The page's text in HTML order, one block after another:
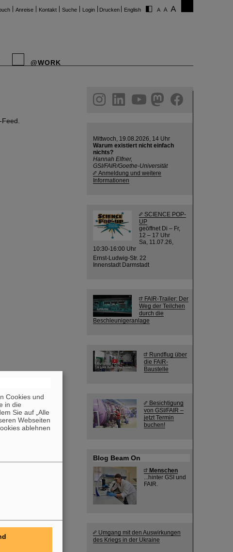
Anreise Kontakt Suche Login Drucken English
@WORK
helmholtz.social
facebook
Mittwoch, 19.08.2026, 14 Uhr
Warum existiert nicht einfach
nichts?
Hannah Elfner,
GSI/FAIR/Goethe-Universität
Anmeldung und weitere
Informationen
SCIENCE POP-
UP
geöffnet Di – Fr,
12 – 17 Uhr
Sa, 11.07.26,
10:30-16:00 Uhr
Ernst-Ludwig-Str. 22
Innenstadt Darmstadt
FAIR-Trailer: Der
Weg der Teilchen
durch die
Beschleunigeranlage
Rundflug über
die FAIR-
Baustelle
Besichtigung
von GSI/FAIR –
jetzt Termin
buchen!
Blog Beam On
Menschen
...hinter GSI und
FAIR.
Umgang mit den Auswirkungen
des Kriegs in der Ukraine
Cookies und
in die
Sie auf „Alle
Webseiten
ablehnen